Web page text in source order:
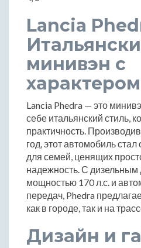
Lancia
минивэн с
характером
Lancia Phedra — это
себе итальянский стиль,
практичность.
год, этот автомобиль
для семей, ценящих
надежность. С дизельным
мощностью 170 л.с. и
передач, Phedra
как в городе, так и на
Дизайн и